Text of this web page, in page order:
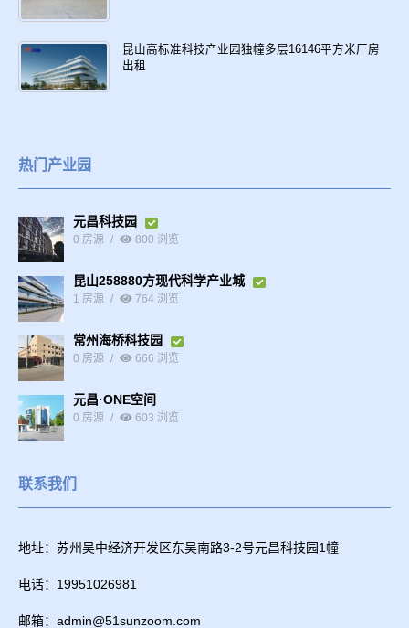
昆山高标准科技产业园独幢多层16146平方米厂房
出租
热门产业园
元昌科技园
0 房源 800 浏览
昆山258880方现代科学产业城
1 房源 764 浏览
常州海桥科技园
0 房源 666 浏览
元昌·ONE空间
0 房源 603 浏览
联系我们
地址：苏州吴中经济开发区东吴南路3-2号元昌科技园1幢
电话：19951026981
邮箱：admin@51sunzoom.com